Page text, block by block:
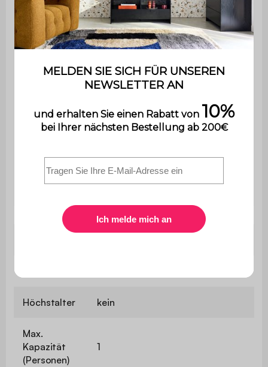
Feuerverzinkte, konische
Federn
Geschweißte und
geschraubte T-Sektionen für
Kleiner Tipp: Um mehr
garantieren, vergessen Sie
nicht, Ihr Trampolin mit einem
Höchstalter kein
Max.
Kapazität
(Personen)
1